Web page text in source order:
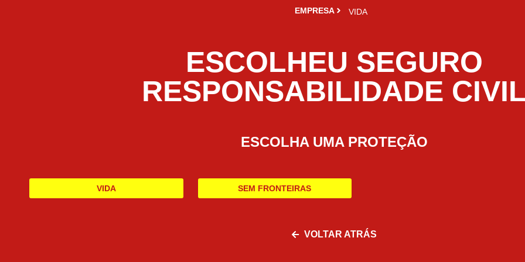
EMPRESA VIDA
ESCOLHEU SEGURO
RESPONSABILIDADE
ESCOLHA UMA PROTEÇÃO
VIDA SEM FRONTEIRAS
VOLTAR ATRÁS